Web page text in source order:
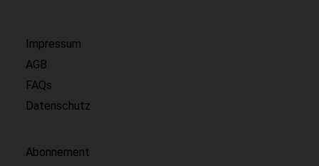
Impressum
AGB
FAQs
Datenschutz
Abonnement